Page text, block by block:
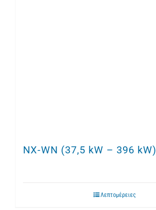
NX-WN (37,5 kW – 396 kW)
Λεπτομέρειες